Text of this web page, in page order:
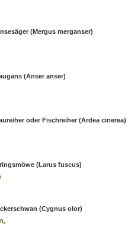
(Mergus merganser)
(Anser anser)
oder Fischreiher (Ardea cinerea)
(Larus fuscus)
(Cygnus olor)